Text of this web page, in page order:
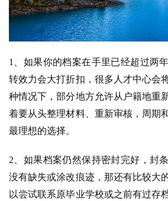
1、如果你的档案在手里已经超过两
转效力会大打折扣，很多人才中心会
种情况下，部分地方允许从户籍地重
着要从头整理材料、重新审核，周期
最理想的选择。
2、 如果档案仍然保持密封完好，封
没有缺失或涂改痕迹，那还有比较大
以尝试联系原毕业学校或之前有过存